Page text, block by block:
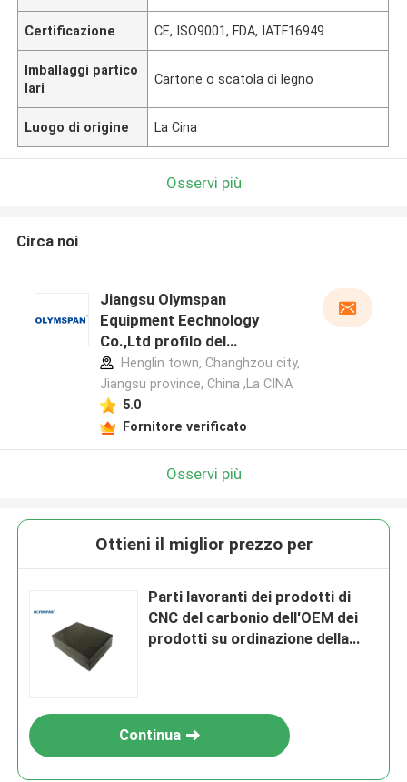
Certificazione CE, ISO9001, FDA, IATF16949
Imballaggi partico
lari
Cartone o scatola di legno
Luogo di origine La Cina
Osservi più
Circa noi
Jiangsu Olymspan
Equipment Eechnology
Co.,Ltd profilo del
produttore
Henglin town, Changhzou city,
Jiangsu province, China ,La CINA
5.0
Fornitore verificato
Osservi più
Ottieni il miglior prezzo per
Parti lavoranti dei prodotti di
CNC del carbonio dell'OEM dei
prodotti su ordinazione della
Continua